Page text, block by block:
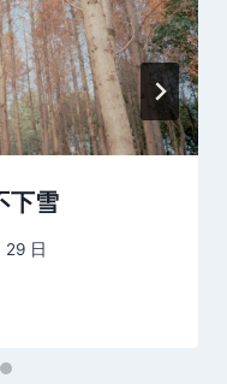
下雪
29 日